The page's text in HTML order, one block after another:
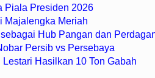
Piala Presiden 2026
Majalengka Meriah
Hub Pangan dan
Persib vs Persebaya
Hasilkan 10 Ton Gabah